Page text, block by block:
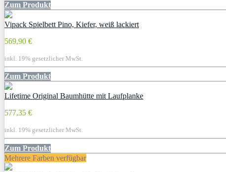
Zum Produkt
Vipack Spielbett Pino, Kiefer, weiß lackiert
569,90 €
inkl. 19% gesetzlicher MwSt.
Zum Produkt
Lifetime Original Baumhütte mit Laufplanke
577,35 €
inkl. 19% gesetzlicher MwSt.
Zum Produkt
Mehrere Farben verfügbar